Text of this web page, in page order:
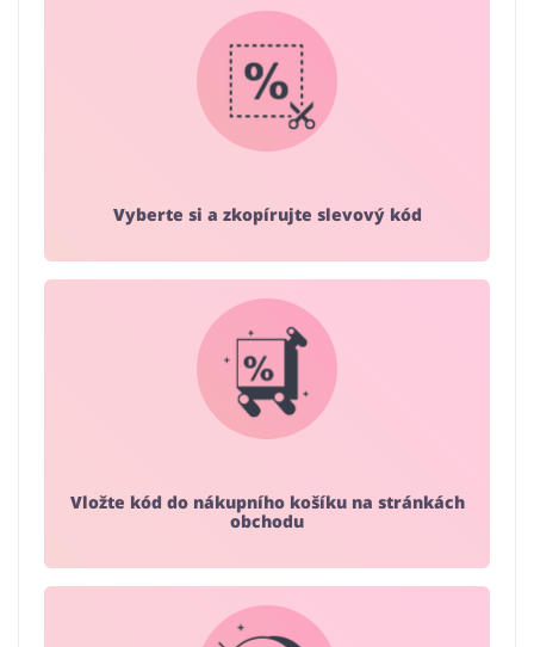
Vyberte si a zkopírujte slevový kód
Vložte kód do nákupního košíku na stránkách
obchodu